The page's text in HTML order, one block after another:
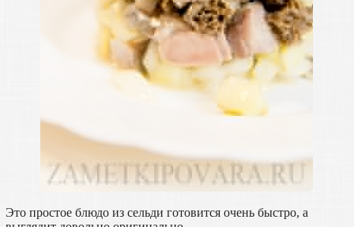
Это простое блюдо из сельди готовится очень быстро, а